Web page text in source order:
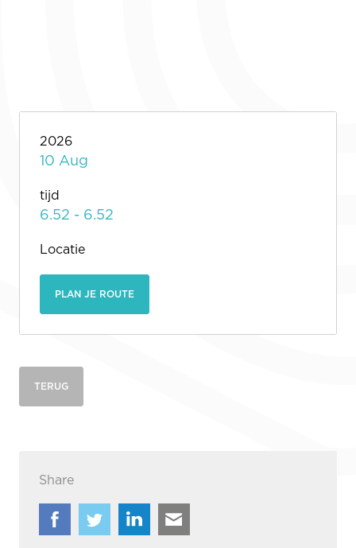
2026
10 Aug
tijd
6.52 - 6.52
Locatie
PLAN JE ROUTE
TERUG
Share